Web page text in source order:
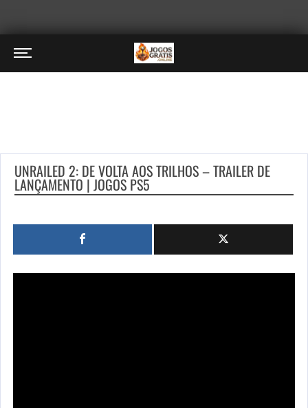
UNRAILED 2: DE VOLTA AOS TRILHOS – TRAILER DE
LANÇAMENTO | JOGOS PS5